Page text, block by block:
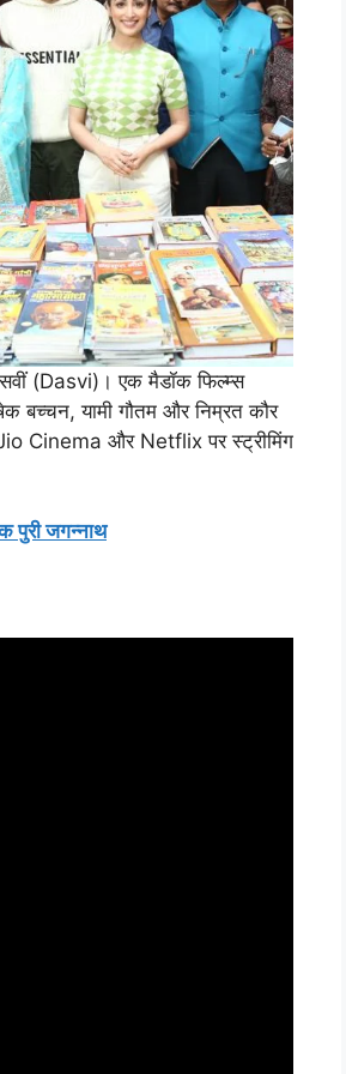
(Dasvi)। एक मैडॉक फिल्म्स
बच्चन, यामी गौतम और निम्रत कौर
Jio Cinema और Netflix पर स्ट्रीमिंग
पुरी जगन्नाथ